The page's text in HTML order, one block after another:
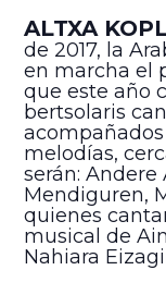
ALTXA
de 2017, la
en marcha el
que este año
bertsolaris
melodías,
serán:
Mendiguren,
quienes
musical de
Nahiara